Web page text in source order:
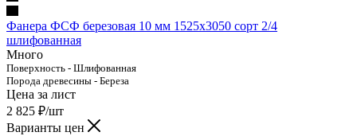
Фанера ФСФ березовая 10 мм 1525х3050 сорт 2/4
шлифованная
Много
Поверхность - Шлифованная
Порода древесины - Береза
Цена за лист
2 825 ₽/шт
Варианты цен